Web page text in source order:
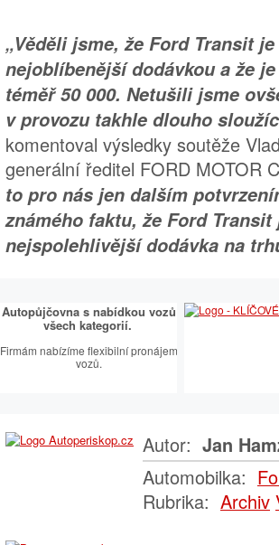
„Věděli jsme, že Ford Transit
nejoblíbenější dodávkou a že
téměř 50 000. Netušili jsme
v provozu takhle dlouho
komentoval výsledky soutěže
generální ředitel FORD MOTOR
to pro nás jen dalším
známého faktu, že Ford Transit
nejspolehlivější dodávka na
Autopůjčovna s nabídkou vozů
všech kategorií.
Firmám nabízíme flexibilní pronájem
vozů.
Autor: Jan
Automobilka:
Rubrika: Archiv